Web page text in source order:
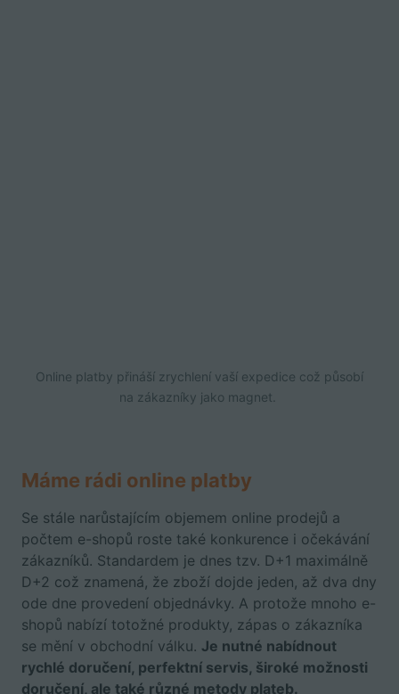
Online platby přináší zrychlení vaší expedice což působí
na zákazníky jako magnet.
Máme rádi online platby
Se stále narůstajícím objemem online prodejů a
počtem e-shopů roste také konkurence i očekávání
zákazníků. Standardem je dnes tzv. D+1 maximálně
D+2 což znamená, že zboží dojde jeden, až dva dny
ode dne provedení objednávky. A protože mnoho e-
shopů nabízí totožné produkty, zápas o zákazníka
se mění v obchodní válku. Je nutné nabídnout
rychlé doručení, perfektní servis, široké možnosti
doručení, ale také různé metody plateb.